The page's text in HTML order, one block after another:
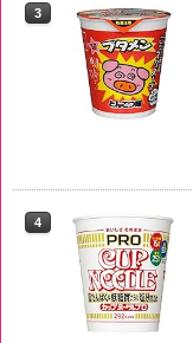
3
4
4
3
4